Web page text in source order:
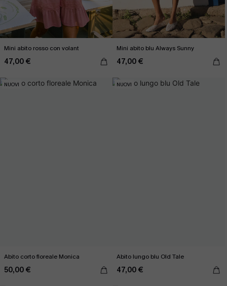
Mini abito rosso con volant
47,00 €
Mini abito blu Always Sunny
47,00 €
NUOVI
Abito corto floreale Monica
50,00 €
NUOVI
Abito lungo blu Old Tale
47,00 €